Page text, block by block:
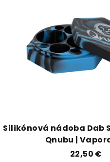
Silikónová nádoba Dab
Qnubu |
22,50 €